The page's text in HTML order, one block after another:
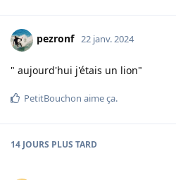
pezronf 22 janv. 2024
" aujourd'hui j'étais un lion"
PetitBouchon aime ça.
14 JOURS PLUS TARD